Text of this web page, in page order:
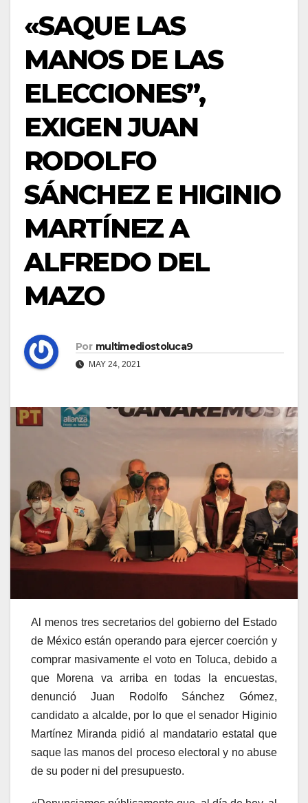
«SAQUE LAS
MANOS DE LAS
ELECCIONES”,
EXIGEN JUAN
RODOLFO
SÁNCHEZ E HIGINIO
MARTÍNEZ A
ALFREDO DEL
MAZO
Por multimediostoluca9
MAY 24, 2021
Al menos tres secretarios del gobierno del Estado
de México están operando para ejercer coerción y
comprar masivamente el voto en Toluca, debido a
que Morena va arriba en todas la encuestas,
denunció Juan Rodolfo Sánchez Gómez,
candidato a alcalde, por lo que el senador Higinio
Martínez Miranda pidió al mandatario estatal que
saque las manos del proceso electoral y no abuse
de su poder ni del presupuesto.